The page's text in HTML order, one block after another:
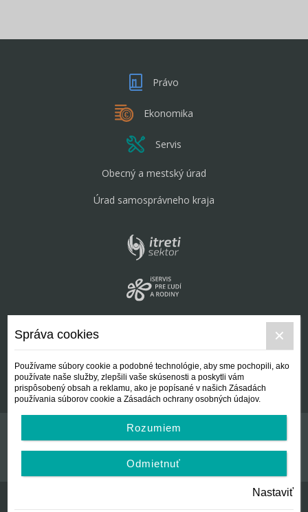
Právo
Ekonomika
Servis
Obecný a mestský úrad
Úrad samosprávneho kraja
Kontakt
Všeobecné podmienky
Správa cookies
Používame súbory cookie a podobné technológie, aby sme pochopili, ako
používate naše služby, zlepšili vaše skúsenosti a poskytli vám
prispôsobený obsah a reklamu, ako je popísané v našich Zásadách
používania súborov cookie a Zásadách ochrany osobných údajov.
Rozumiem
Odmietnuť
Nastaviť